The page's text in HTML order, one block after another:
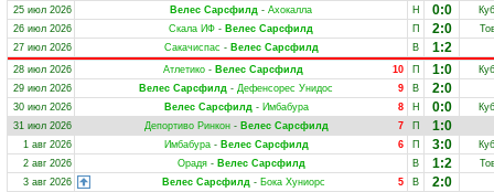
25 июл 2026 Велес Сарсфилд - Ахокалла Н 0:0
26 июл 2026
Скала ИФ - Велес Сарсфилд П 2:0
27 июл 2026
Сакачиспас - Велес Сарсфилд В 1:2
28 июл 2026 10
Атлетико - Велес Сарсфилд П 1:0
29 июл 2026
9
Велес Сарсфилд - Дефенсорес Унидос В 2:0
30 июл 2026 8
Велес Сарсфилд- Имбабура Н 0:0
31 июл 2026
7
Депортиво Ринкон- Велес Сарсфилд П 1:0
1 авг 2026 6
Имбабура- Велес Сарсфилд П 3:0
2 авг 2026
Орадя- Велес Сарсфилд В 1:2
3 авг 2026
5
Велес Сарсфилд - Бока Хуниорс В 2:0